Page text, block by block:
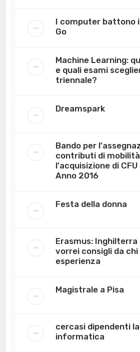
I computer battono
Go
Machine Learning:
e quali esami
triennale?
Dreamspark
Bando per
contributi di
l'acquisizione di
Anno 2016
Festa della donna
Erasmus: Inghilterra
vorrei consigli da chi
esperienza
Magistrale a Pisa
cercasi dipendenti
informatica